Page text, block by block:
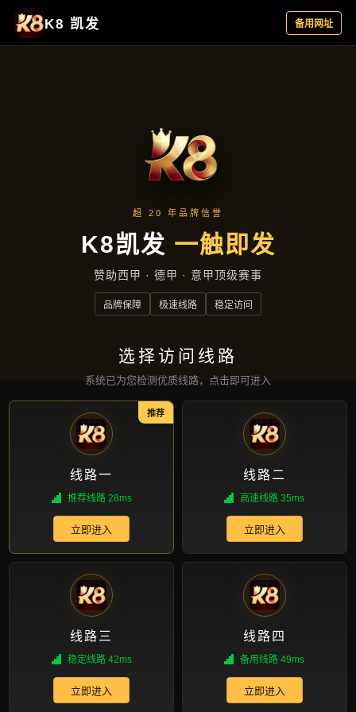
热点聚焦
首页 热点聚焦